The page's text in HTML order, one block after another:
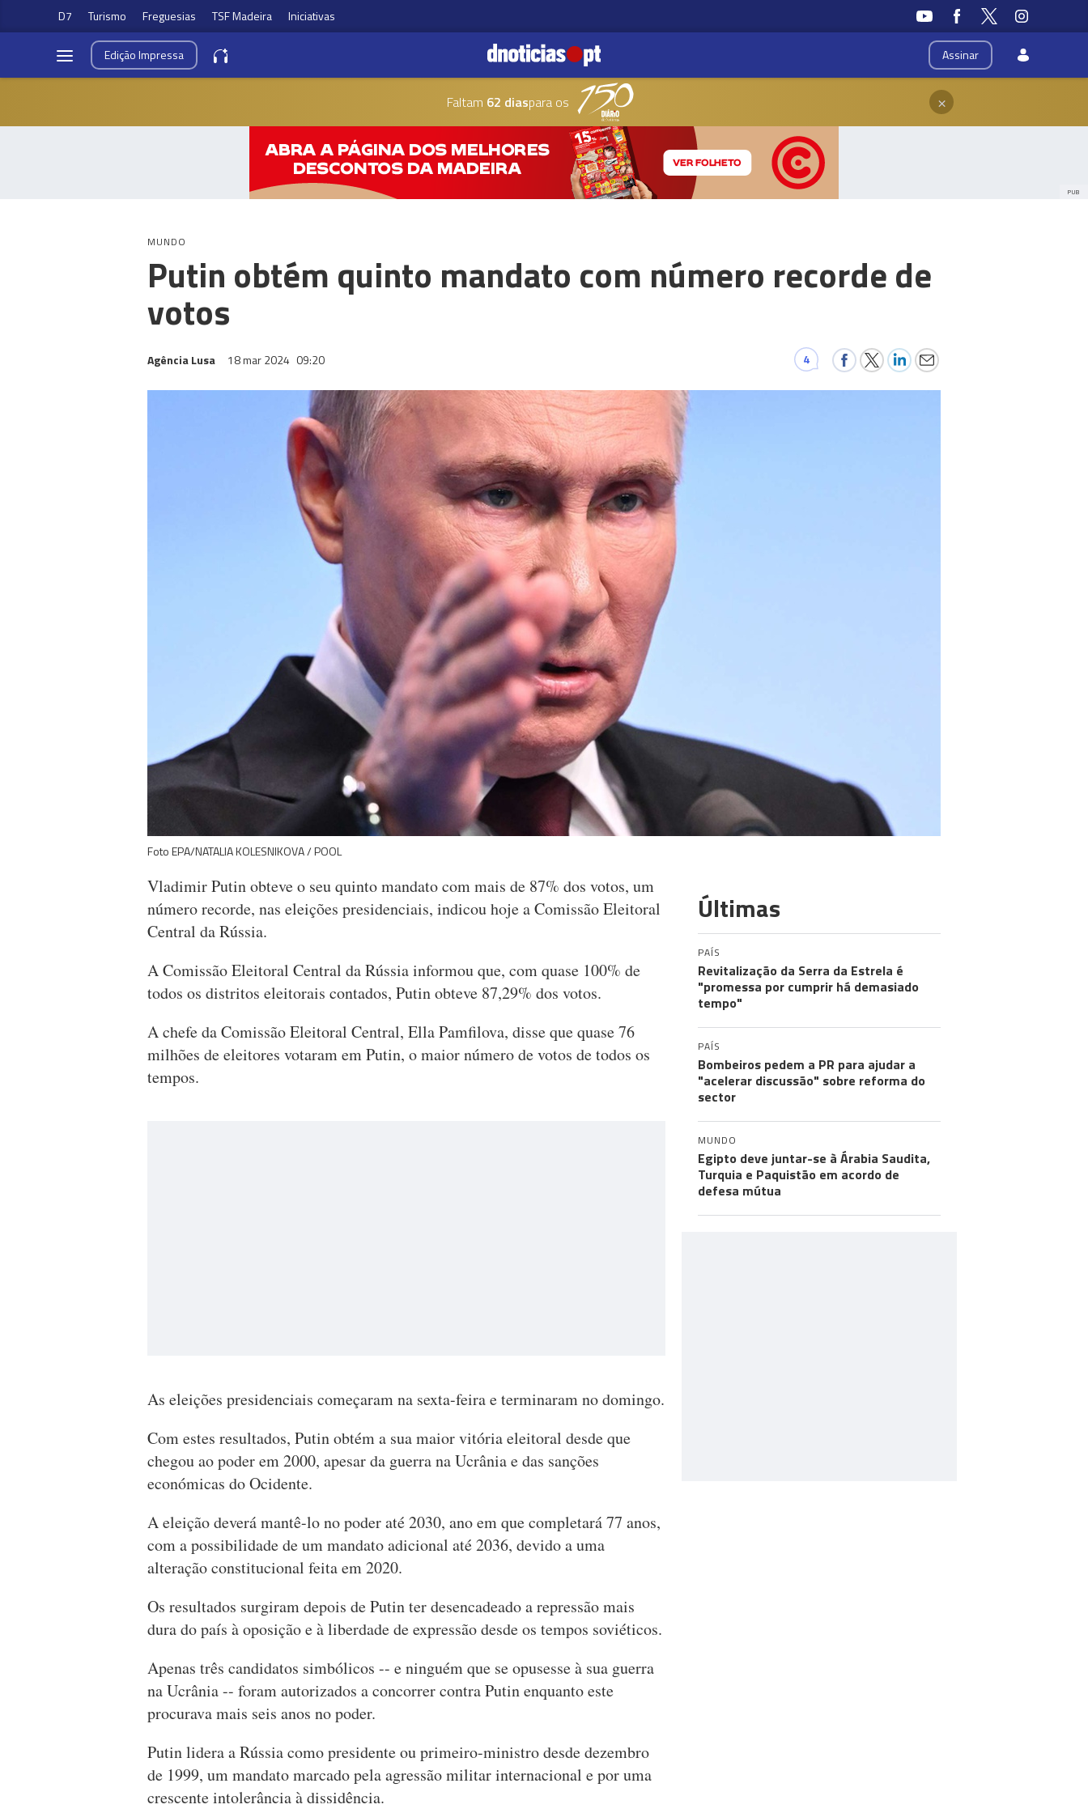
D7 Turismo Freguesias TSF Madeira Iniciativas
Assinar
EdiçãoImpressa
Faltam 62 diaspara os ×
PUB
MUNDO
Putin obtém quinto mandato com número recorde de
votos
Agência Lusa 18 mar 2024 09:20 4
Foto EPA/NATALIA KOLESNIKOVA / POOL
Vladimir Putin obteve o seu quinto mandato com mais de 87% dos votos, um
número recorde, nas eleições presidenciais, indicou hoje a Comissão Eleitoral
Central da Rússia.
A Comissão Eleitoral Central da Rússia informou que, com quase 100% de
todos os distritos eleitorais contados, Putin obteve 87,29% dos votos.
A chefe da Comissão Eleitoral Central, Ella Pamfilova, disse que quase 76
milhões de eleitores votaram em Putin, o maior número de votos de todos os
tempos.
As eleições presidenciais começaram na sexta-feira e terminaram no domingo.
Com estes resultados, Putin obtém a sua maior vitória eleitoral desde que
chegou ao poder em 2000, apesar da guerra na Ucrânia e das sanções
económicas do Ocidente.
A eleição deverá mantê-lo no poder até 2030, ano em que completará 77 anos,
com a possibilidade de um mandato adicional até 2036, devido a uma
alteração constitucional feita em 2020.
Os resultados surgiram depois de Putin ter desencadeado a repressão mais
dura do país à oposição e à liberdade de expressão desde os tempos soviéticos.
Apenas três candidatos simbólicos -- e ninguém que se opusesse à sua guerra
na Ucrânia -- foram autorizados a concorrer contra Putin enquanto este
procurava mais seis anos no poder.
Putin lidera a Rússia como presidente ou primeiro-ministro desde dezembro
de 1999, um mandato marcado pela agressão militar internacional e por uma
crescente intolerância à dissidência.
Últimas
PAÍS
Revitalização da Serra da Estrela é
"promessa por cumprir há demasiado
tempo"
PAÍS
Bombeiros pedem a PR para ajudar a
"acelerar discussão" sobre reforma do
sector
MUNDO
Egipto deve juntar-se à Árabia Saudita,
Turquia e Paquistão em acordo de
defesa mútua